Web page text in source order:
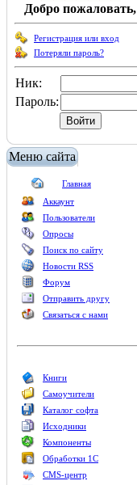
Добро пожаловать,
Регистрация или вход
Потеряли пароль?
Ник:
Пароль:
Меню сайта
Главная
Аккаунт
Пользователи
Опросы
Поиск по сайту
Новости RSS
Форум
Отправить другу
Связаться с нами
Книги
Самоучители
Каталог софта
Исходники
Компоненты
Обработки 1С
CMS-центр